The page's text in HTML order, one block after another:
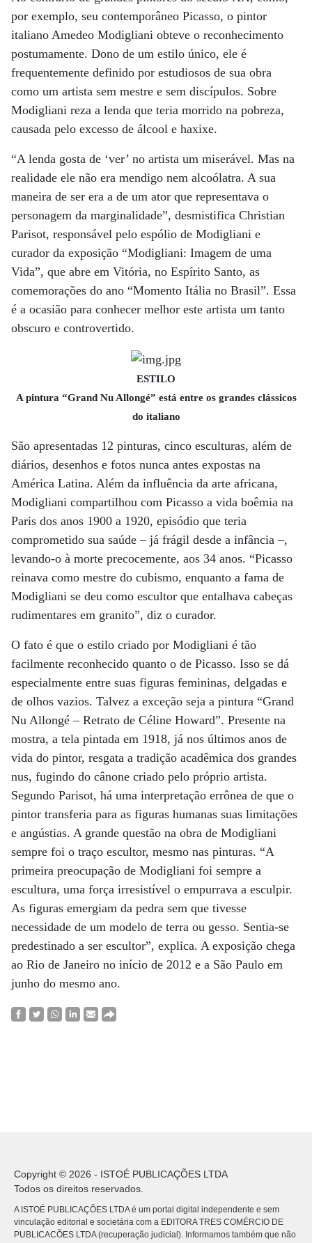
por exemplo, seu contemporâneo Picasso, o pintor
italiano Amedeo Modigliani ­obteve o reconhecimento
postumamente. Dono de um estilo único, ele é
frequentemente definido por estudiosos de sua obra
como um artista sem mestre e sem discípulos. Sobre
Modigliani reza a lenda que teria morrido na pobreza,
causada pelo excesso de álcool e haxixe.
“A lenda gosta de ‘ver’ no artista um miserável. Mas na
realidade ele não era mendigo nem alcoólatra. A sua
maneira de ser era a de um ator que representava o
personagem da marginalidade”, desmistifica Christian
Parisot, responsável pelo espólio de Modigliani e
curador da exposição “Modigliani: Imagem de uma
Vida”, que abre em Vitória, no Espírito Santo, as
comemorações do ano “Momento Itália no Brasil”. Essa
é a ocasião para conhecer melhor este artista um tanto
obscuro e controvertido.
ESTILO
A pintura “Grand Nu Allongé” está entre os grandes clássicos
do italiano
São apresentadas 12 pinturas, cinco esculturas, além de
diários, desenhos e fotos nunca antes expostas na
América Latina. Além da influência da arte africana,
Modigliani compartilhou com Picasso a vida boêmia na
Paris dos anos 1900 a 1920, episódio que teria
comprometido sua saúde – já frágil desde a infância –,
levando-o à morte precocemente, aos 34 anos. “Picasso
reinava como mestre do cubismo, enquanto a fama de
Modigliani se deu como escultor que entalhava cabeças
rudimentares em granito”, diz o curador.
O fato é que o estilo criado por Modigliani é tão
facilmente reconhecido quanto o de Picasso. Isso se dá
especialmente entre suas figuras femininas, delgadas e
de olhos vazios. Talvez a exceção seja a pintura “Grand
Nu Allongé – Retrato de Céline Howard”. Presente na
mostra, a tela pintada em 1918, já nos últimos anos de
vida do pintor, resgata a tradição acadêmica dos grandes
nus, fugindo do cânone criado pelo próprio artista.
Segundo Parisot, há uma interpretação errônea de que o
pintor transferia para as figuras humanas suas limitações
e angústias. A grande questão na obra de Modigliani
sempre foi o traço escultor, mesmo nas pinturas. “A
primeira preocupação de Modigliani foi sempre a
escultura, uma força irresistível o empurrava a esculpir.
As figuras emergiam da pedra sem que tivesse
necessidade de um modelo de terra ou gesso. Sentia-se
predestinado a ser escultor”, explica. A exposição chega
ao Rio de Janeiro no início de 2012 e a São Paulo em
junho do mesmo ano.
Copyright © 2026 - ISTOÉ PUBLICAÇÕES LTDA
Todos os direitos reservados.
A ISTOÉ PUBLICAÇÕES LTDA é um portal digital independente e sem
vinculação editorial e societária com a EDITORA TRES COMÉRCIO DE
PUBLICACÕES LTDA (recuperação judicial). Informamos também que não